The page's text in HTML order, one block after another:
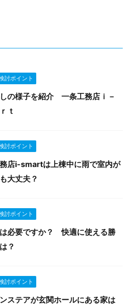
討ポイント
の様子を紹介 一条工務店ｉ－
ｔ
討ポイント
店i-smartは上棟中に雨で室内が
大丈夫？
討ポイント
必要ですか？ 快適に使える勝
？
討ポイント
ステアが玄関ホールにある家は